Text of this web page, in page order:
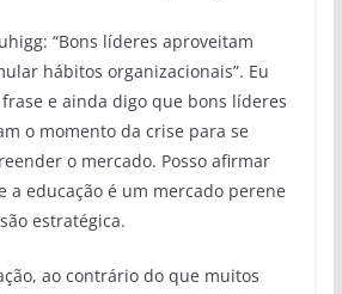
“Bons líderes aproveitam
hábitos organizacionais”. Eu
e ainda digo que bons líderes
o momento da crise para se
o mercado. Posso afirmar
a educação é um mercado perene
estratégica.
ao contrário do que muitos